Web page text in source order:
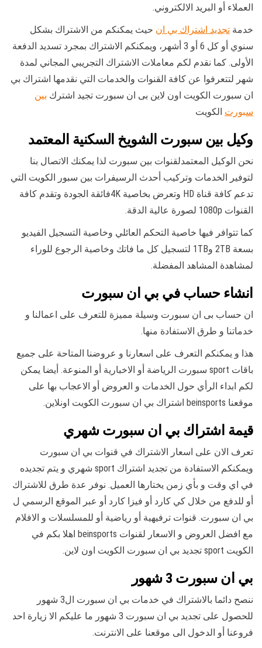
العملاء أو البريد الالكتروني.
خدمة تجديد اشتراك بي ان حيث يمكنكم من الاشتراك بشكل
سنوي أو كل 6 أو 3 أشهر، ويمكنكم الاشتراك بمجرد تسديد الدفعة
الأولى. كما نقدم لكم معاملات الاشتراك التجريبي المجاني لمدة
شهر لتتعرفوا عن كافة القنوات والخدمات التي نقدمها اشتراك بي
ان سبورت الكويت اون لاين بى ان سبورت تجيد اشترك بين
سبورت الكويت
وكيل بين سبورت الشويخ السكنية المعتمد
نحن الوكيل المعتمدلقنوات بين سبورت لذا يمكنك الاتصال بنا
لتوفير الخدمات وتركيب أحدث الرسيفرات بين سبور الكويت التي
تدعم كافة قناة HD وتعرض بخاصية 4Kفائقة الجودة وتقدم كافة
القنوات 1080p لصورة عالية الدقة.
كما تتوافر فيها خاصية التحكم العائلي وخاصية التسجيل الفيديو
بسعة 2TB و1TB لتسجيل كل ما فاتك وخاصية الرجوع للوراء
لمشاهدة المشاهد المفضلة.
انشاء حساب في بي ان سبورت
ان حساب بى ان سبورت وسيلة مميزة للتعرف على اعمالنا و
خدماتنا و طرق الاستفادة منها.
هذا و يمكنكم التعرف على اسعارنا و عروضنا المتاحة على جميع
باقات sport سبورت الرياضة أو الاخبارية أو المنوعة. أيضا يمكن
لكم ابداء الرأي حول الخدمات و العروض أو الاعجاب بها على
موقعنا beinsports اشتراك بي ان سبورت الكويت اونلاين.
قيمة اشتراك بي ان سبورت شهري
تعرف الان على اسعار الاشتراك في قنوات بي ان سبورت
ويمكنكم الاستفادة من تجديد اشتراك sport شهري و يتم تجديده
في اي وقت و بأي زمن يختارها العميل. نوفر عدة طرق للاشتراك
أو للدفع من خلال كي كارد أو فيزا كارد أو عبر الموقع الرسمي ل
بي ان سبورت. قنوات ترفيهية أو رياضية أو للمسلسلات و الافلام
مع افضل العروض و الاسعار لقنوات beinsports اهلا بكم في
الكويت sport تجديد بي ان سبورت الكويت اون لاين.
بي ان سبورت 3 شهور
ننصح دائما بالاشتراك في خدمات بي ان سبورت ال3 شهور
للحصول على تجديد بي ان سبورت 3 شهور ما عليكم الا زيارة احد
فروعنا أو الدخول الى موقعنا على الانترنت.